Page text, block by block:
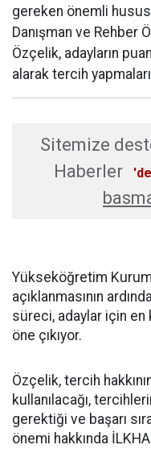
gereken önemli
Danışman ve Rehber
Özçelik, adayların
alarak tercih
Sitemize
Haberler
Yükseköğretim
açıklanmasının
süreci, adaylar için
öne çıkıyor.
Özçelik, tercih
kullanılacağı,
gerektiği ve başarı
önemi hakkında